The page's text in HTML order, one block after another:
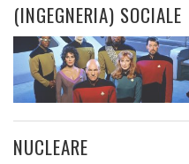
(INGEGNERIA) SOCIALE
NUCLEARE